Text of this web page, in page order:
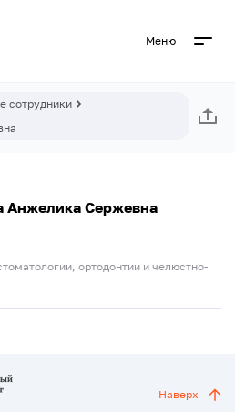
Меню
сотрудники
Анжелика Сержевна
ортодонтии и челюстно-
Наверх